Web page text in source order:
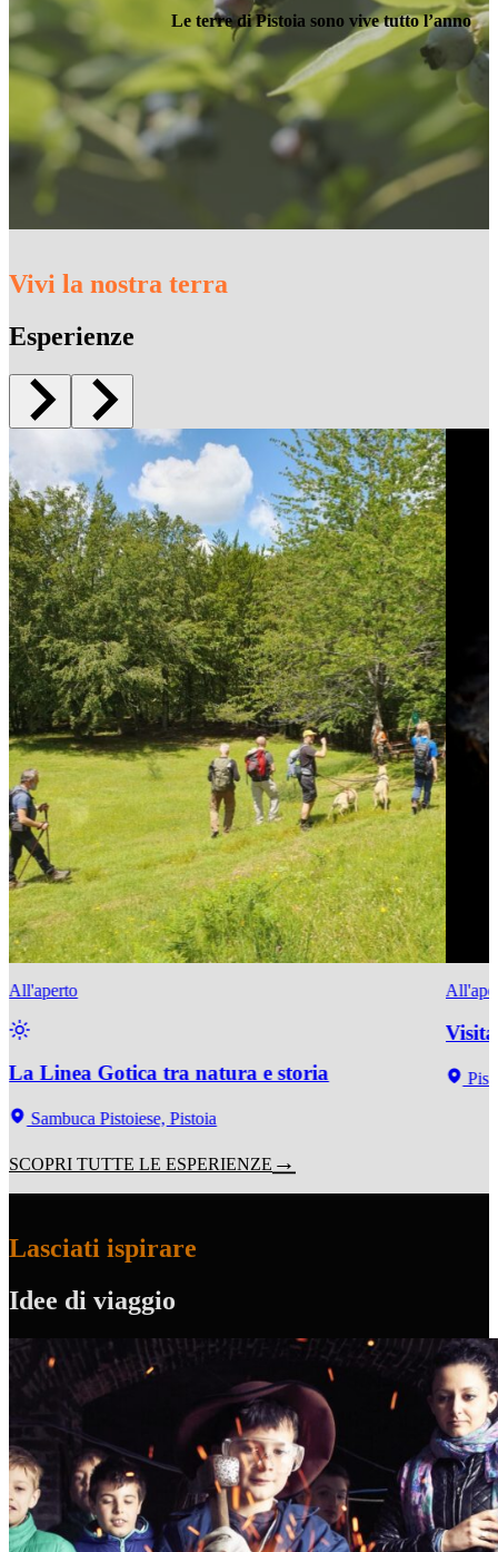
Le terre di Pistoia sono vive tutto l’anno
Vivi la nostra terra
Esperienze
All'aperto
La Linea Gotica tra natura e storia
Sambuca Pistoiese, Pistoia
SCOPRI TUTTE LE ESPERIENZE
Lasciati ispirare
Idee di viaggio